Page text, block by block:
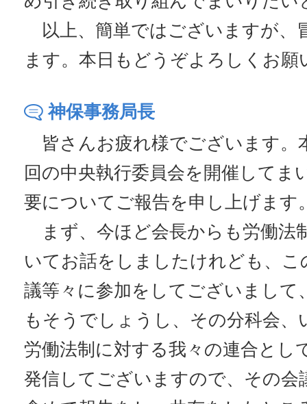
以上、簡単ではございますが、
ます。本日もどうぞよろしくお願
神保事務局長
皆さんお疲れ様でございます。
回の中央執行委員会を開催してま
要についてご報告を申し上げます
まず、今ほど会長からも労働法
いてお話をしましたけれども、こ
議等々に参加をしてございまして
もそうでしょうし、その分科会、
労働法制に対する我々の連合とし
発信してございますので、その会